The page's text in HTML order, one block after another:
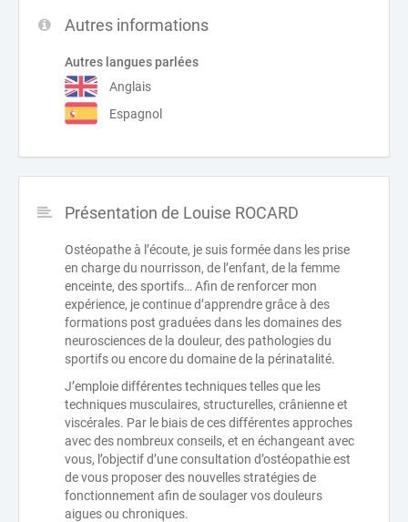
Autres informations
Autres langues parlées
Anglais
Espagnol
Présentation de Louise ROCARD
Ostéopathe à l’écoute, je suis formée dans les prise
en charge du nourrisson, de l’enfant, de la femme
enceinte, des sportifs… Afin de renforcer mon
expérience, je continue d’apprendre grâce à des
formations post graduées dans les domaines des
neurosciences de la douleur, des pathologies du
sportifs ou encore du domaine de la périnatalité.
J’emploie différentes techniques telles que les
techniques musculaires, structurelles, crânienne et
viscérales. Par le biais de ces différentes approches
avec des nombreux conseils, et en échangeant avec
vous, l’objectif d’une consultation d’ostéopathie est
de vous proposer des nouvelles stratégies de
fonctionnement afin de soulager vos douleurs
aigues ou chroniques.